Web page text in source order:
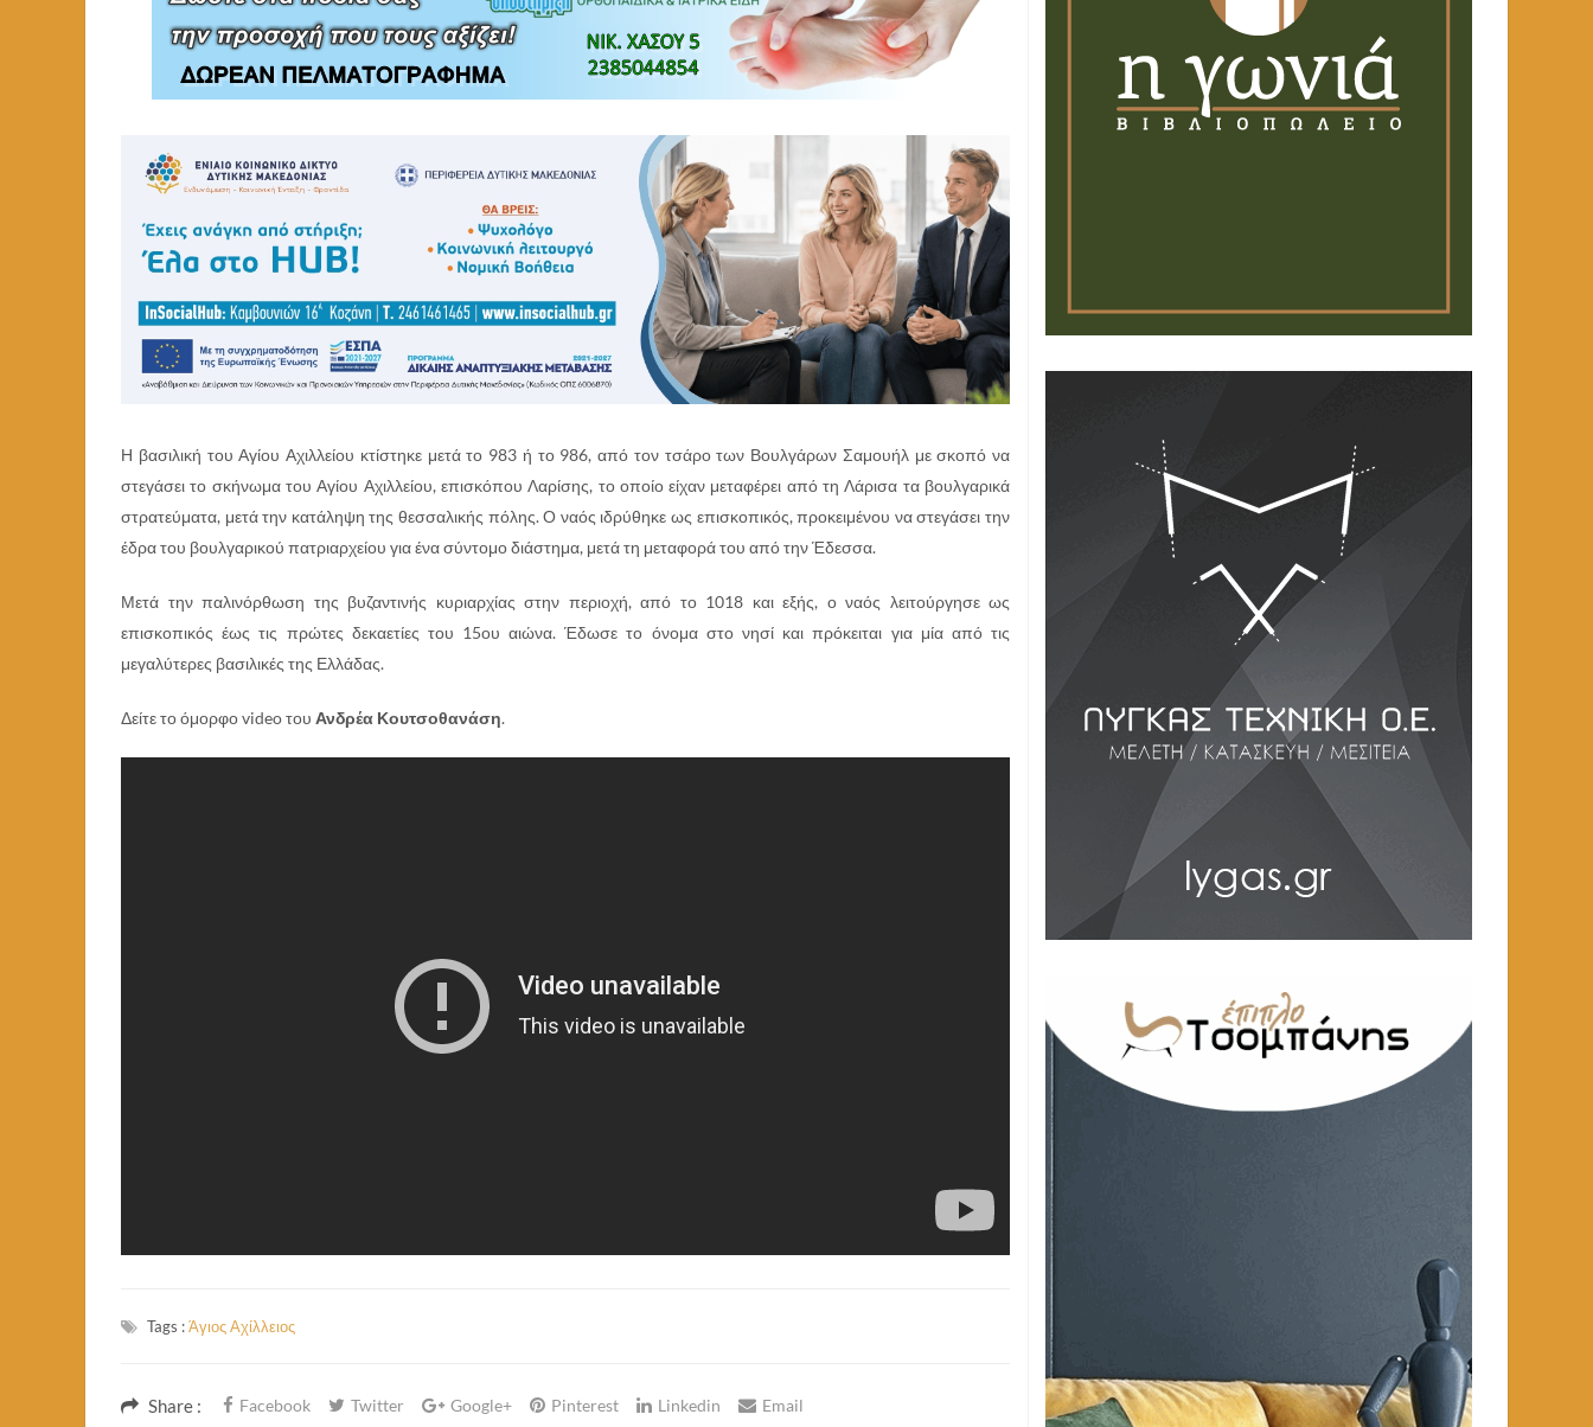
Η βασιλική του Αγίου Αχιλλείου κτίστηκε μετά το 983 ή το 986, από τον τσάρο των Βουλγάρων Σαμουήλ με σκοπό να
στεγάσει το σκήνωμα του Αγίου Αχιλλείου, επισκόπου Λαρίσης, το οποίο είχαν μεταφέρει από τη Λάρισα τα βουλγαρικά
στρατεύματα, μετά την κατάληψη της θεσσαλικής πόλης. Ο ναός ιδρύθηκε ως επισκοπικός, προκειμένου να στεγάσει την
έδρα του βουλγαρικού πατριαρχείου για ένα σύντομο διάστημα, μετά τη μεταφορά του από την Έδεσσα.
Μετά την παλινόρθωση της βυζαντινής κυριαρχίας στην περιοχή, από το 1018 και εξής, ο ναός λειτούργησε ως
επισκοπικός έως τις πρώτες δεκαετίες του 15ου αιώνα. Έδωσε το όνομα στο νησί και πρόκειται για μία από τις
μεγαλύτερες βασιλικές της Ελλάδας.
Δείτε το όμορφο video του Ανδρέα Κουτσοθανάση.
Tags :Άγιος Αχίλλειος
Share : Facebook Twitter Google+ Pinterest Linkedin Email